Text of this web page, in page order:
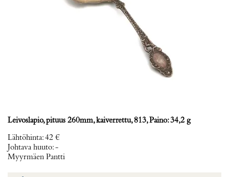
Leivoslapio, pituus 260mm, kaiverrettu, 813, Paino: 34,2 g
Lähtöhinta:42 €
Johtava huuto:-
Myyrmäen Pantti